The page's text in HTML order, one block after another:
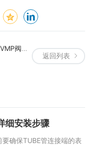
返回列表
盘的介绍
细安装步骤
确保TUBE管连接端的表